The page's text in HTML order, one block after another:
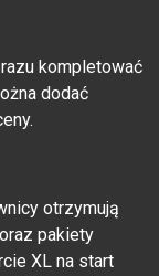
kompletować
dodać
otrzymują
pakiety
XL na start